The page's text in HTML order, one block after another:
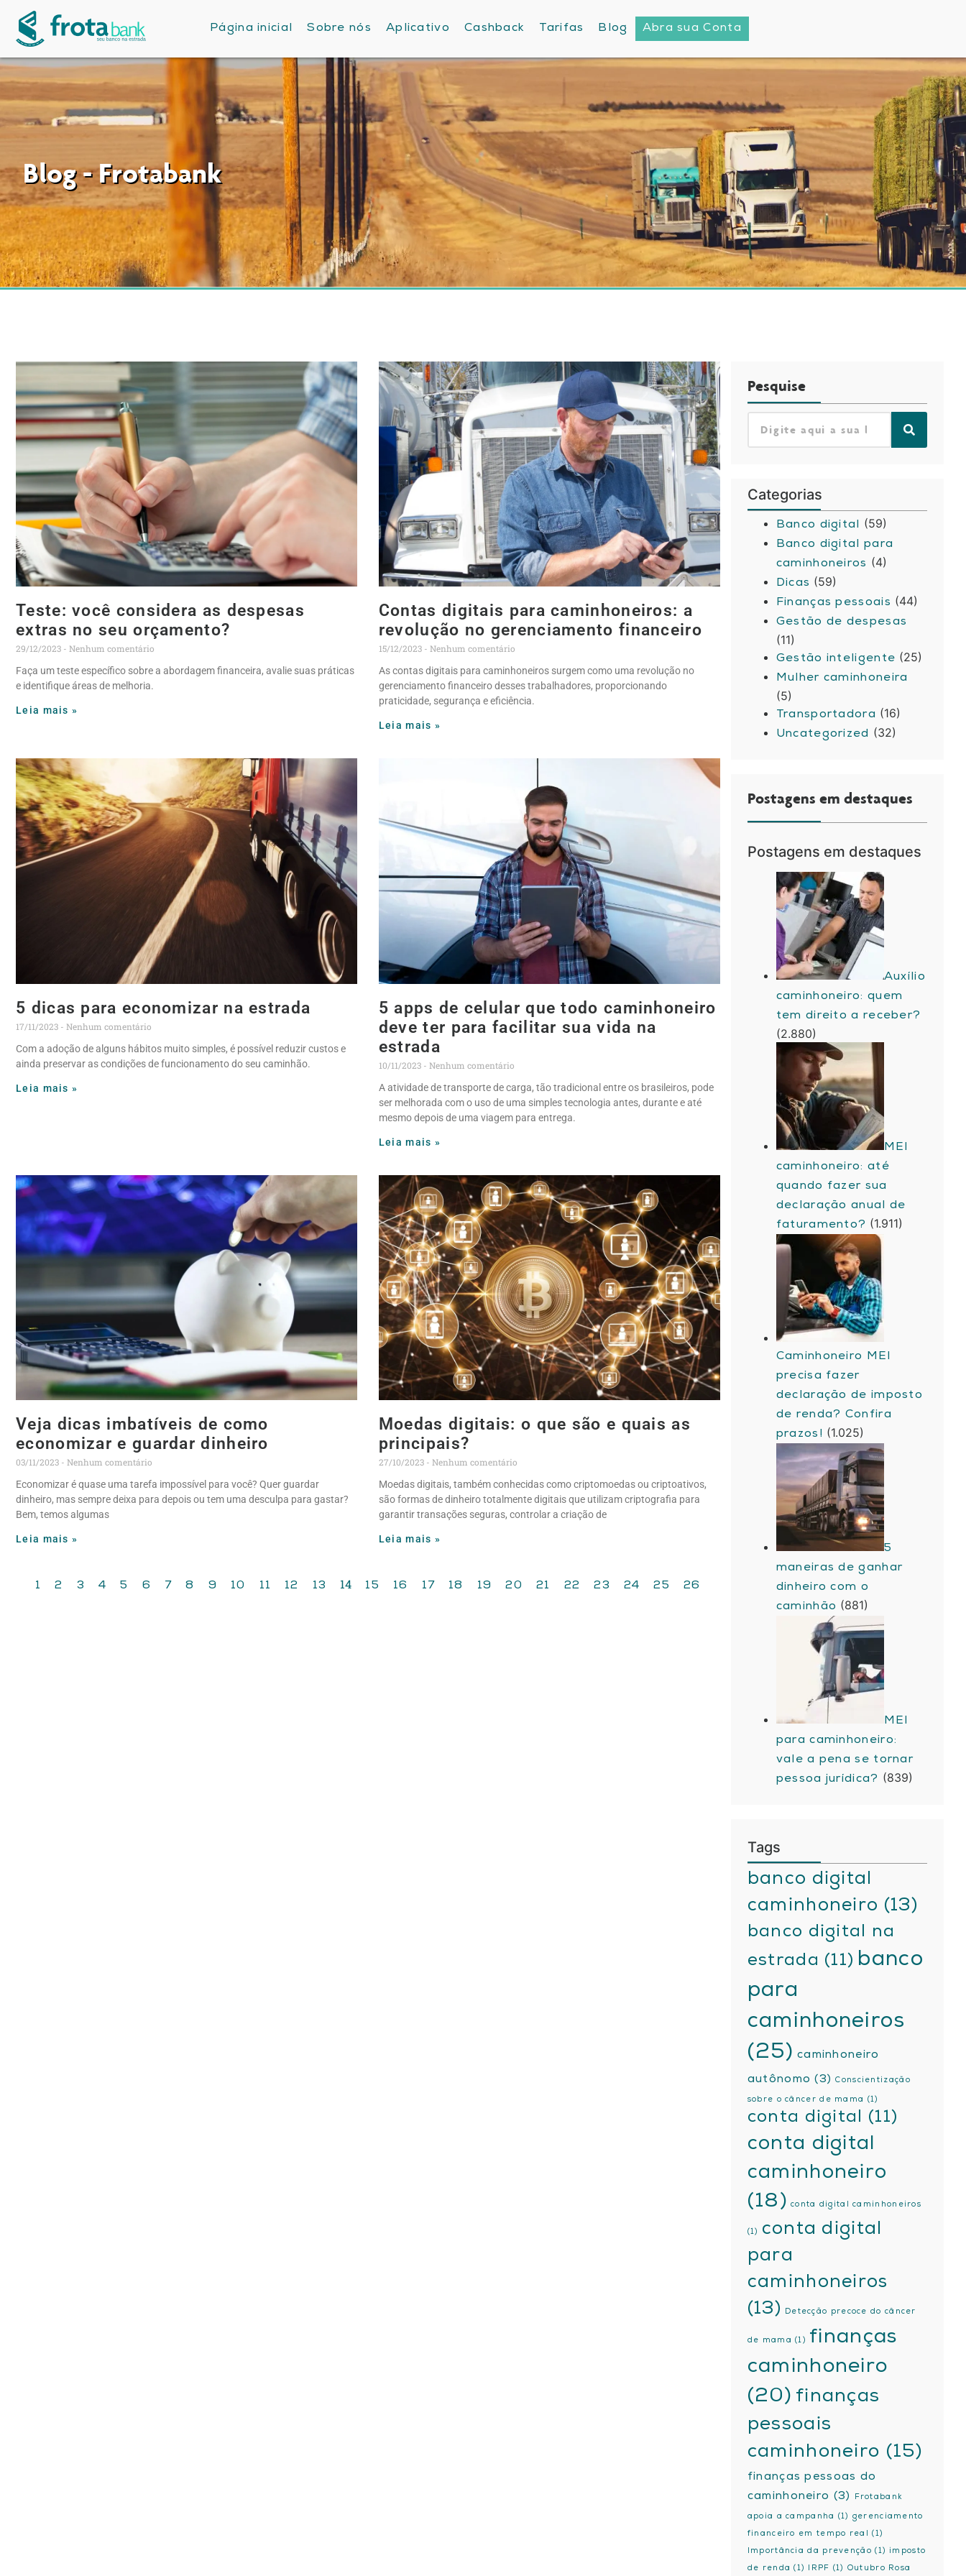
Página inicial Sobre nós Aplicativo Cashback Tarifas Blog Abra sua Conta
Blog - Frotabank
Teste: você considera as despesas
extras no seu orçamento?
29/12/2023
Nenhum comentário
Faça um teste específico sobre a abordagem financeira, avalie suas práticas
e identifique áreas de melhoria.
Leia mais »
Contas digitais para caminhoneiros: a
revolução no gerenciamento financeiro
15/12/2023
Nenhum comentário
As contas digitais para caminhoneiros surgem como uma revolução no
gerenciamento financeiro desses trabalhadores, proporcionando
praticidade, segurança e eficiência.
Leia mais »
5 dicas para economizar na estrada
17/11/2023
Nenhum comentário
Com a adoção de alguns hábitos muito simples, é possível reduzir custos e
ainda preservar as condições de funcionamento do seu caminhão.
Leia mais »
5 apps de celular que todo caminhoneiro
deve ter para facilitar sua vida na
estrada
10/11/2023
Nenhum comentário
A atividade de transporte de carga, tão tradicional entre os brasileiros, pode
ser melhorada com o uso de uma simples tecnologia antes, durante e até
mesmo depois de uma viagem para entrega.
Leia mais »
Veja dicas imbatíveis de como
economizar e guardar dinheiro
03/11/2023
Nenhum comentário
Economizar é quase uma tarefa impossível para você? Quer guardar
dinheiro, mas sempre deixa para depois ou tem uma desculpa para gastar?
Bem, temos algumas
Leia mais »
Moedas digitais: o que são e quais as
principais?
27/10/2023
Nenhum comentário
Moedas digitais, também conhecidas como criptomoedas ou criptoativos,
são formas de dinheiro totalmente digitais que utilizam criptografia para
garantir transações seguras, controlar a criação de
Leia mais »
1 2 3 4 5 6 7 8 9 10 11 12 13 14 15 16 17 18 19 20 21 22 23 24 25 26
Pesquise
Categorias
Banco digital (59)
Banco digital para
caminhoneiros (4)
Dicas (59)
Finanças pessoais (44)
Gestão de despesas
(11)
Gestão inteligente (25)
Mulher caminhoneira
(5)
Transportadora (16)
Uncategorized (32)
Postagens em destaques
Postagens em destaques
Auxílio
caminhoneiro: quem
tem direito a receber?
(2.880)
MEI
caminhoneiro: até
quando fazer sua
declaração anual de
faturamento? (1.911)
Caminhoneiro MEI
precisa fazer
declaração de imposto
de renda? Confira
prazos! (1.025)
5
maneiras de ganhar
dinheiro com o
caminhão (881)
MEI
para caminhoneiro:
vale a pena se tornar
pessoa jurídica? (839)
Tags
banco digital
caminhoneiro (13)
banco digital na
estrada (11) banco
para
caminhoneiros
(25) caminhoneiro
autônomo (3) Conscientização
sobre o câncer de mama (1)
conta digital (11)
conta digital
caminhoneiro
(18) conta digital caminhoneiros
(1)
conta digital
para
caminhoneiros
(13)
Detecção precoce do câncer
de mama (1)
finanças
caminhoneiro
(20) finanças
pessoais
caminhoneiro (15)
finanças pessoas do
caminhoneiro (3) Frotabank
apoia a campanha (1) gerenciamento
financeiro em tempo real (1)
Importância da prevenção (1) imposto
de renda (1) IRPF (1) Outubro Rosa